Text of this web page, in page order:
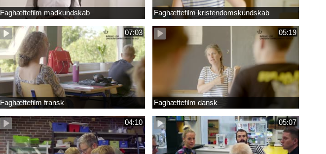
Faghæftefilm madkundskab Faghæftefilm kristendomskundskab
07:03
Faghæftefilm fransk
05:19
Faghæftefilm dansk
04:10 05:07